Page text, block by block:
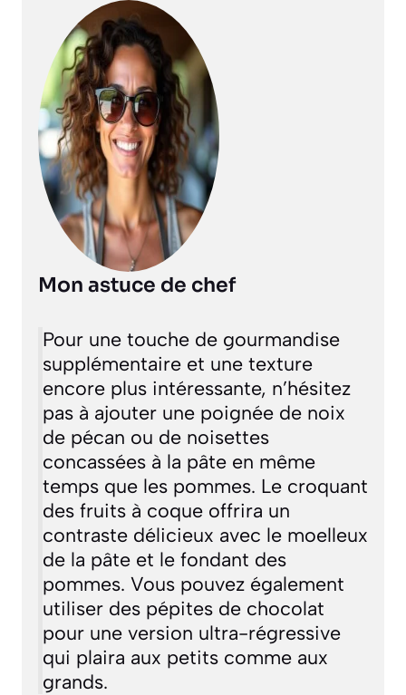
Mon astuce de chef
Pour une touche de gourmandise
supplémentaire et une texture
encore plus intéressante, n’hésitez
pas à ajouter une poignée de noix
de pécan ou de noisettes
concassées à la pâte en même
temps que les pommes. Le croquant
des fruits à coque offrira un
contraste délicieux avec le moelleux
de la pâte et le fondant des
pommes. Vous pouvez également
utiliser des pépites de chocolat
pour une version ultra-régressive
qui plaira aux petits comme aux
grands.